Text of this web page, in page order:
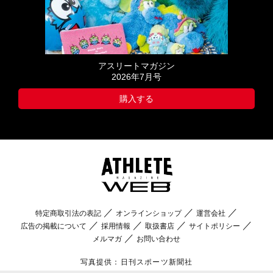
アスリートマガジン
2026年7月号
購入する
特定商取引法の表記 オンラインショップ
運営会社
広告の掲載について
採用情報 取扱書店
サイトポリシー
メルマガ
お問い合わせ
写真提供：日刊スポーツ新聞社